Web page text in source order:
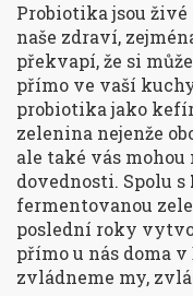
Probiotika jsou
naše zdraví,
překvapí, že si
přímo ve vaší
probiotika jako
zelenina nejenže
ale také vás
dovednosti. Spolu s
fermentovanou
poslední roky
přímo u nás doma
zvládneme my,